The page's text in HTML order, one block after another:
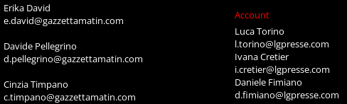
Erika David
e.david@gazzettamatin.com
Davide Pellegrino
d.pellegrino@gazzettamatin.com
Cinzia Timpano
c.timpano@gazzettamatin.com
Account
Luca Torino
l.torino@lgpresse.com
Ivana Cretier
i.cretier@lgpresse.com
Daniele Fimiano
d.fimiano@lgpresse.com